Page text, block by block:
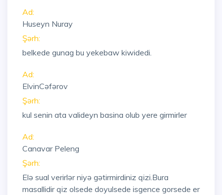
Ad:
Huseyn Nuray
Şərh:
belkede gunag bu yekebaw kiwidedi.
Ad:
ElvinCəfərov
Şərh:
kul senin ata valideyn basina olub yere girmirler
Ad:
Canavar Peleng
Şərh:
Elə sual verirlər niyə gətirmirdiniz qizi.Bura
masallidir qiz olsede doyulsede isgence gorsede er